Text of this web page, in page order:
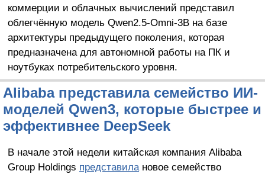
коммерции и облачных вычислений представил
облегчённую модель Qwen2.5-Omni-3B на базе
архитектуры предыдущего поколения, которая
предназначена для автономной работы на ПК и
ноутбуках потребительского уровня.
Alibaba представила семейство ИИ-
моделей Qwen3, которые быстрее и
эффективнее DeepSeek
В начале этой недели китайская компания Alibaba
Group Holdings представилановое семейство